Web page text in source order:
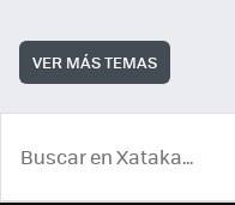
VER MÁS TEMAS